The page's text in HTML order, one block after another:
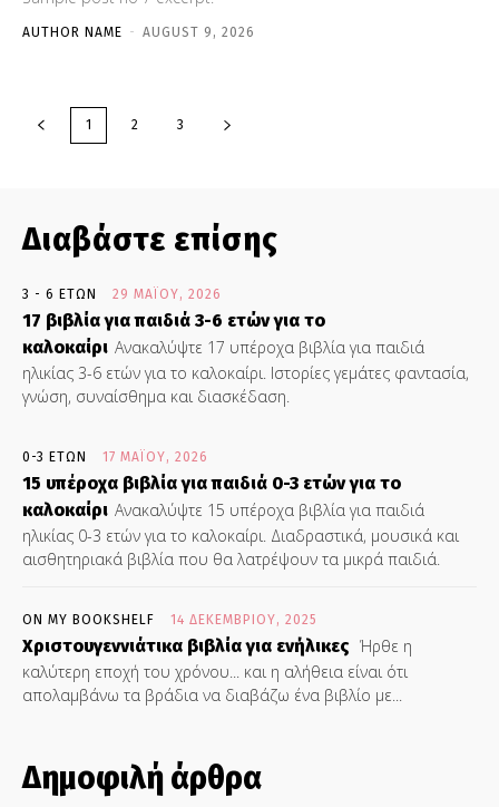
AUTHOR NAME - AUGUST 9, 2026
1 2 3
Διαβάστε επίσης
3 - 6 ΕΤΏΝ 29 ΜΑΪ́ΟΥ, 2026
17 βιβλία για παιδιά 3-6 ετών για το
καλοκαίρι Ανακαλύψτε 17 υπέροχα βιβλία για παιδιά
ηλικίας 3-6 ετών για το καλοκαίρι. Ιστορίες γεμάτες φαντασία,
γνώση, συναίσθημα και διασκέδαση.
0-3 ΕΤΏΝ 17 ΜΑΪ́ΟΥ, 2026
15 υπέροχα βιβλία για παιδιά 0-3 ετών για το
καλοκαίρι Ανακαλύψτε 15 υπέροχα βιβλία για παιδιά
ηλικίας 0-3 ετών για το καλοκαίρι. Διαδραστικά, μουσικά και
αισθητηριακά βιβλία που θα λατρέψουν τα μικρά παιδιά.
ON MY BOOKSHELF 14 ΔΕΚΕΜΒΡΊΟΥ, 2025
Χριστουγεννιάτικα βιβλία για ενήλικες Ήρθε η
καλύτερη εποχή του χρόνου... και η αλήθεια είναι ότι
απολαμβάνω τα βράδια να διαβάζω ένα βιβλίο με...
Δημοφιλή άρθρα